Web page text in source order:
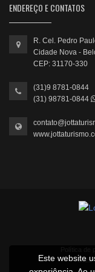
ENDEREÇO E CONTATOS
R. Cel. Pedro
Cidade Nova -
CEP: 31170-330
(31)9 8781-0844
(31) 98781-0844
2022
Este website